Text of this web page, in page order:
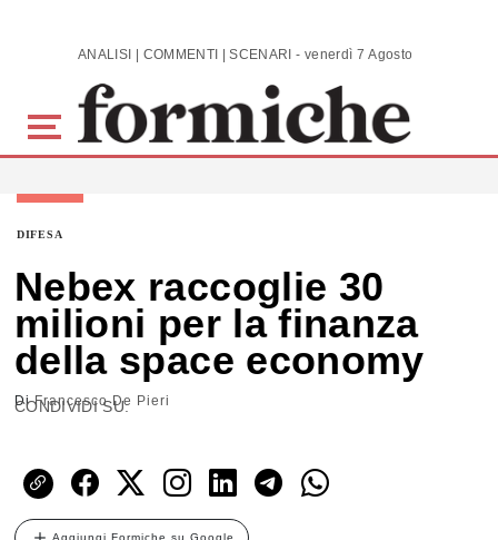
Skip to main content ANALISI | COMMENTI | SCENARI - venerdì 7 Agosto 2026
DIFESA
Nebex raccoglie 30
milioni per la finanza
della space economy
DiFrancesco De Pieri
CONDIVIDI SU:
Aggiungi Formiche su Google